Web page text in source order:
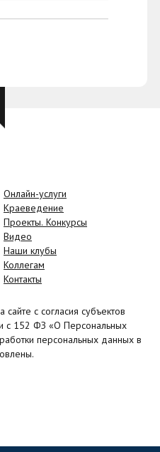
Онлайн-услуги
Краеведение
Проекты. Конкурсы
Видео
Наши клубы
Коллегам
Контакты
с согласия субъектов
с 152 ФЗ «О Персональных
персональных данных в